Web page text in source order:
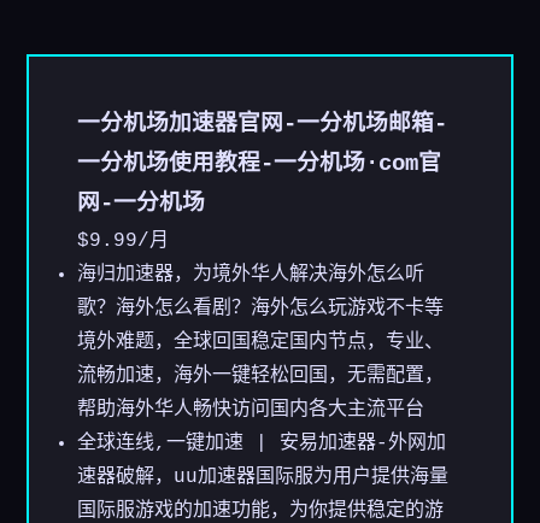
一分机场加速器官网-一分机场邮箱-
一分机场使用教程-一分机场·com官
网-一分机场
$9.99/月
海归加速器，为境外华人解决海外怎么听
歌？海外怎么看剧？海外怎么玩游戏不卡等
境外难题，全球回国稳定国内节点，专业、
流畅加速，海外一键轻松回国，无需配置，
帮助海外华人畅快访问国内各大主流平台
全球连线,一键加速 | 安易加速器-外网加
速器破解，uu加速器国际服为用户提供海量
国际服游戏的加速功能，为你提供稳定的游